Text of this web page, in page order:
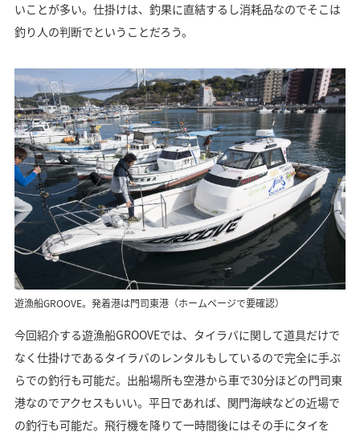
いことが多い。仕掛けは、釣果に直結するし消耗品なのでそこは
釣り人の判断でということだろう。
遊漁船GROOVE。発着港は門司東港（ホームページで要確認）
今回紹介する遊漁船GROOVEでは、タイラバに関して道具だけで
なく仕掛けであるタイラバのレンタルもしているので完全に手ぶ
らでの釣行も可能だ。出船場所も空港から車で30分ほどの門司東
港なのでアクセスもいい。平日であれば、関門海峡などの近場で
の釣行も可能だ。飛行機を降りて一時間後にはその手にタイを